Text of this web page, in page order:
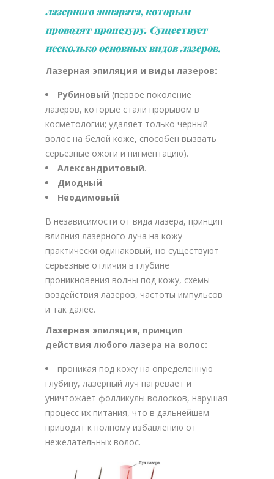
лазерного аппарата, которым
проводят процедуру. Существует
несколько основных видов лазеров.
Лазерная эпиляция и виды лазеров:
Рубиновый (первое поколение
лазеров, которые стали прорывом в
косметологии; удаляет только черный
волос на белой коже, способен вызвать
серьезные ожоги и пигментацию).
Александритовый.
Диодный.
Неодимовый.
В независимости от вида лазера, принцип
влияния лазерного луча на кожу
практически одинаковый, но существуют
серьезные отличия в глубине
проникновения волны под кожу, схемы
воздействия лазеров, частоты импульсов
и так далее.
Лазерная эпиляция, принцип
действия любого лазера на волос:
проникая под кожу на определенную
глубину, лазерный луч нагревает и
уничтожает фолликулы волосков, нарушая
процесс их питания, что в дальнейшем
приводит к полному избавлению от
нежелательных волос.